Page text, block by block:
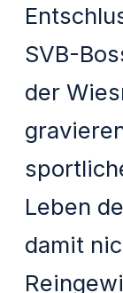
SVB-
der
Leben
damit